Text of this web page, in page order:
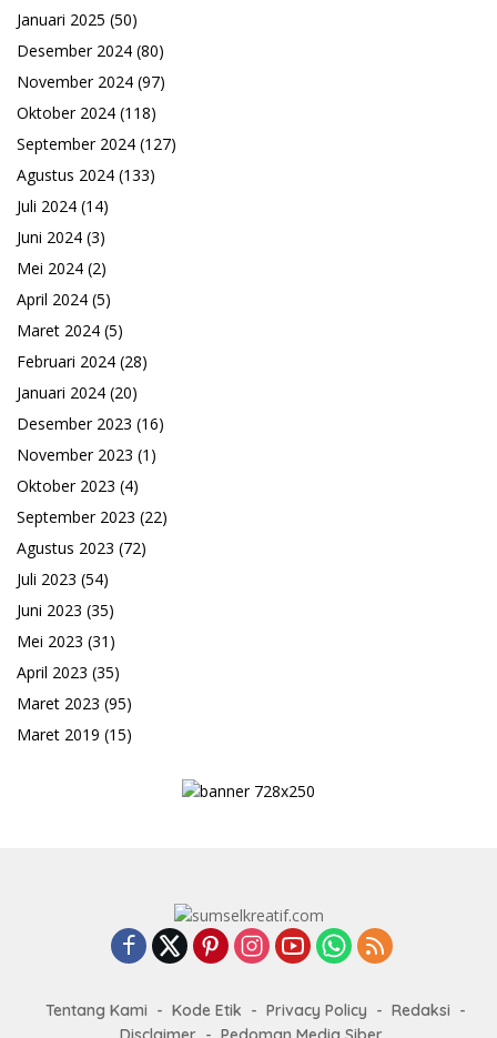
Januari 2025 (50)
Desember 2024 (80)
November 2024 (97)
Oktober 2024 (118)
September 2024 (127)
Agustus 2024 (133)
Juli 2024 (14)
Juni 2024 (3)
Mei 2024 (2)
April 2024 (5)
Maret 2024 (5)
Februari 2024 (28)
Januari 2024 (20)
Desember 2023 (16)
November 2023 (1)
Oktober 2023 (4)
September 2023 (22)
Agustus 2023 (72)
Juli 2023 (54)
Juni 2023 (35)
Mei 2023 (31)
April 2023 (35)
Maret 2023 (95)
Maret 2019 (15)
Tentang Kami Kode Etik Privacy Policy
Redaksi